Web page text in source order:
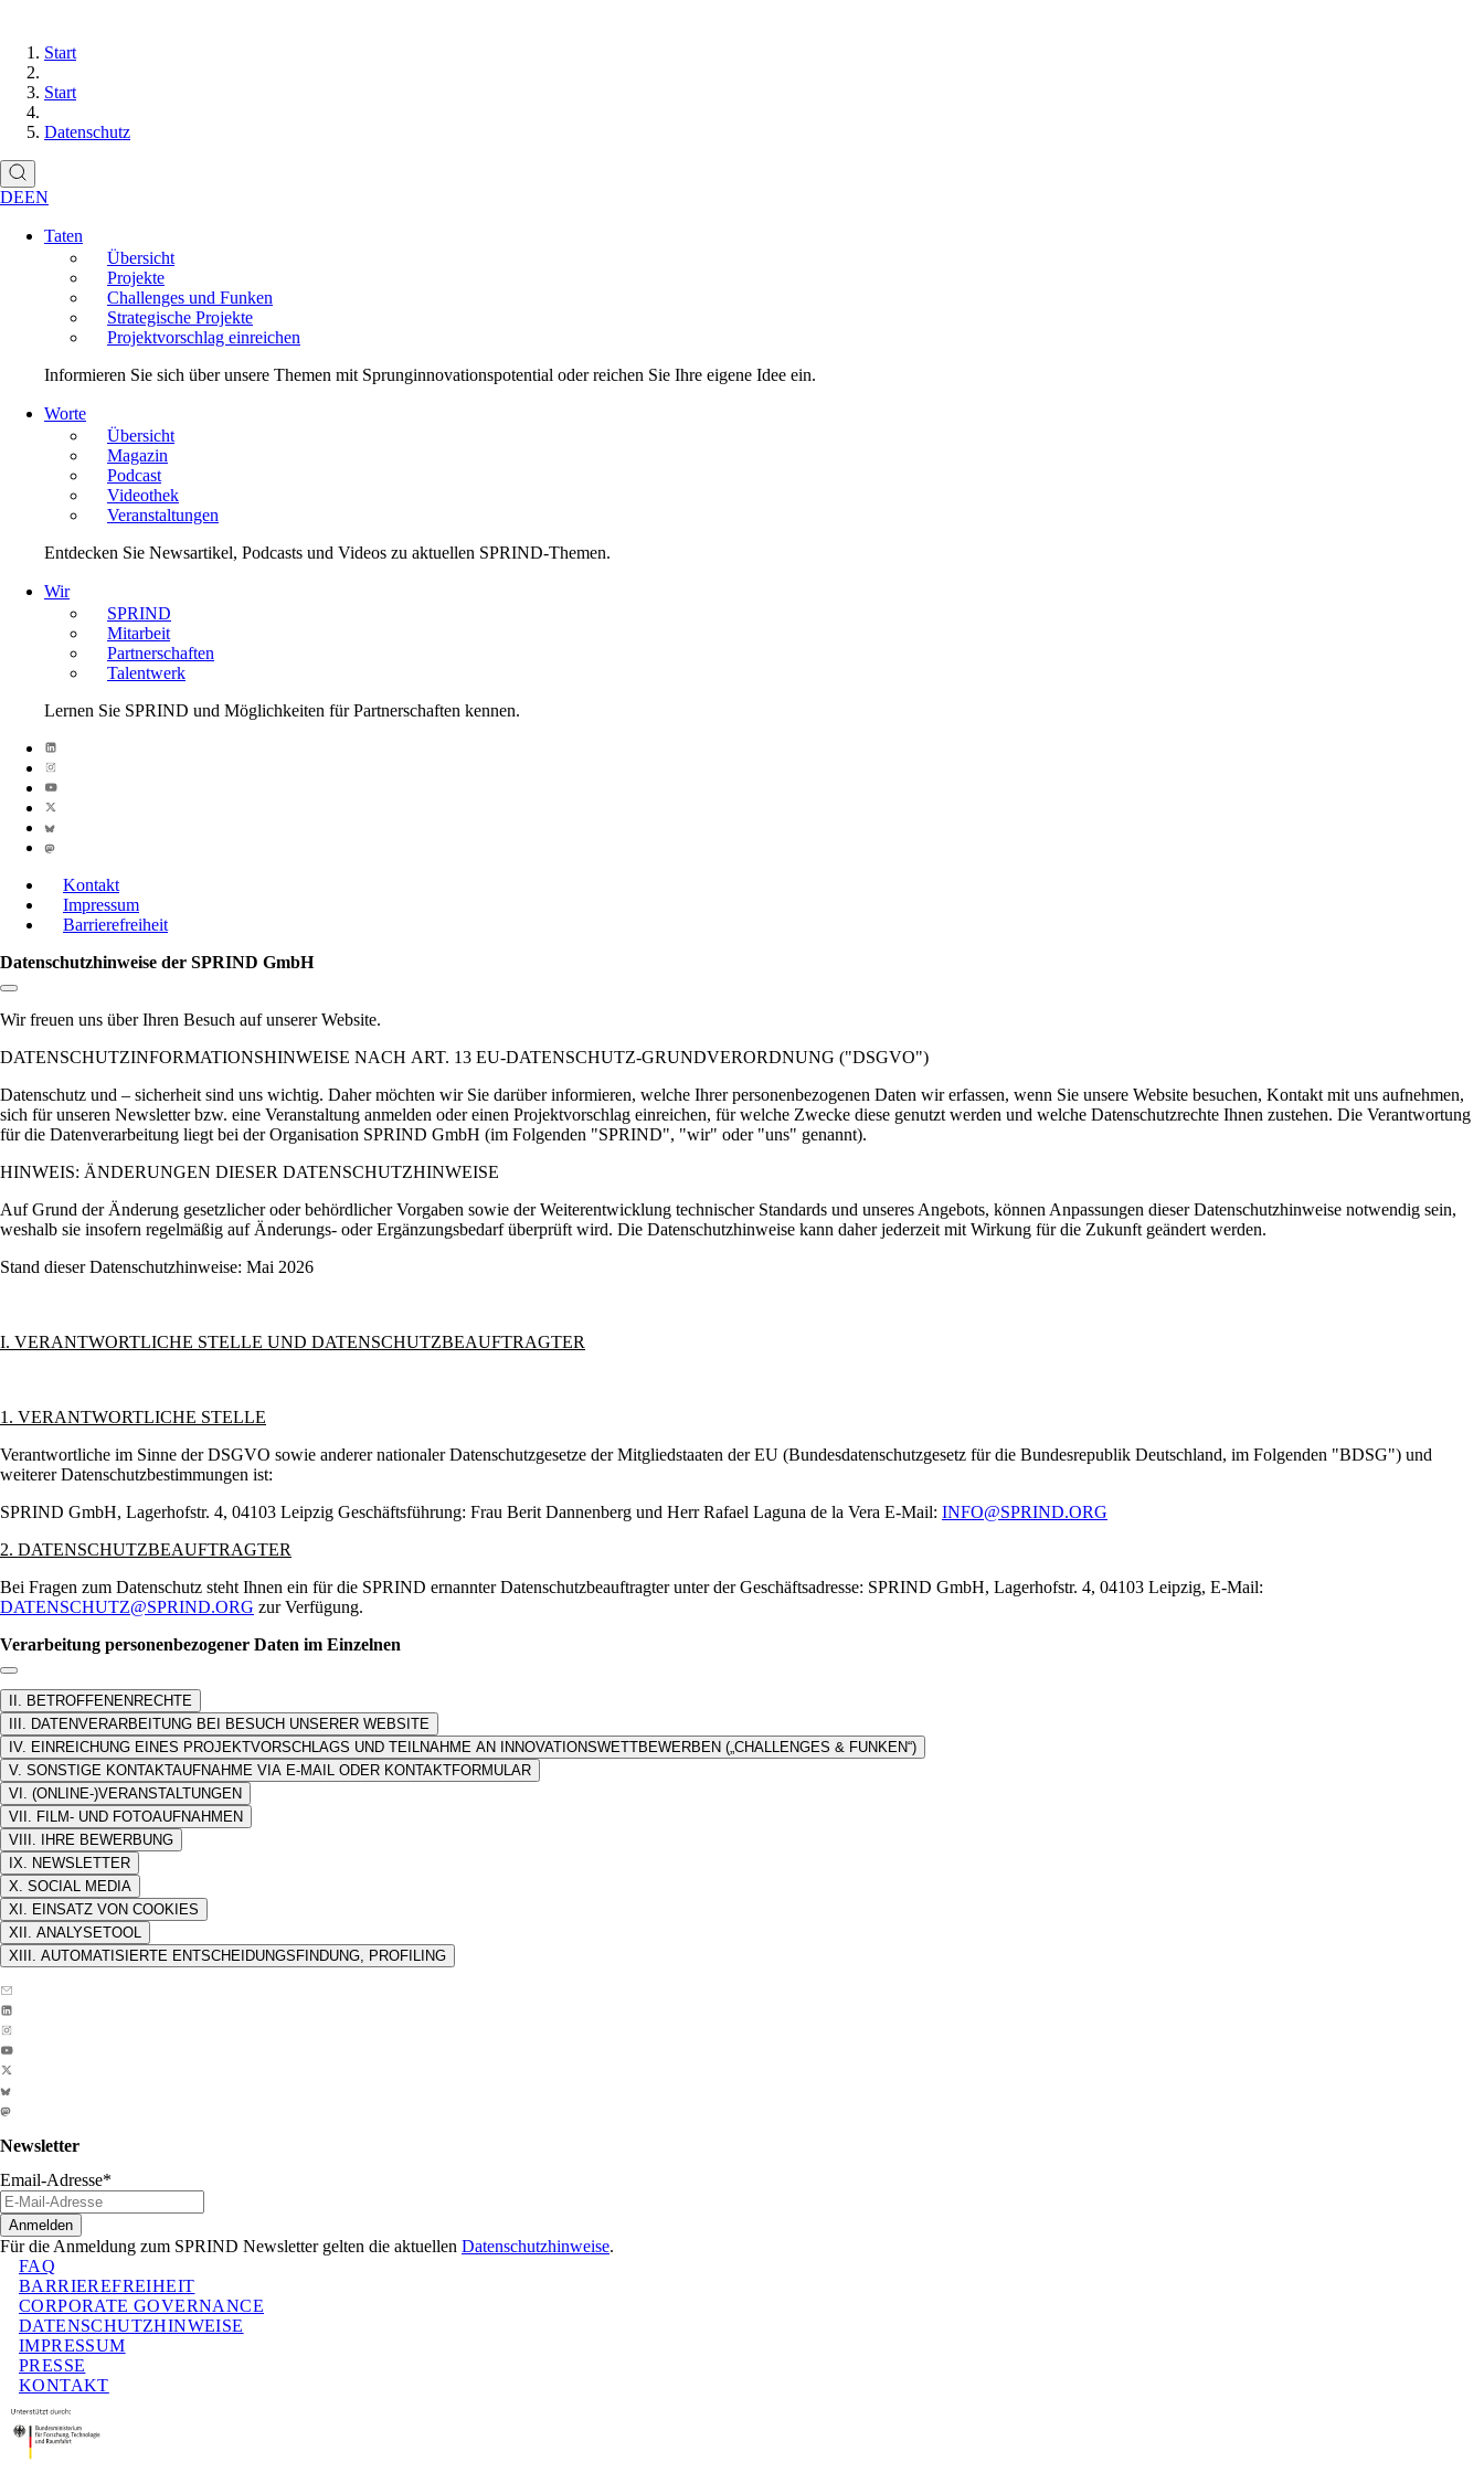
Start
Start
Datenschutz
DEEN
Taten
Übersicht
Projekte
Challenges und Funken
Strategische Projekte
Projektvorschlag einreichen
Informieren Sie sich über unsere Themen mit Sprunginnovationspotential oder reichen Sie Ihre eigene Idee ein.
Worte
Übersicht
Magazin
Podcast
Videothek
Veranstaltungen
Entdecken Sie Newsartikel, Podcasts und Videos zu aktuellen SPRIND-Themen.
Wir
SPRIND
Mitarbeit
Partnerschaften
Talentwerk
Lernen Sie SPRIND und Möglichkeiten für Partnerschaften kennen.
Kontakt
Impressum
Barrierefreiheit
Datenschutzhinweise der SPRIND GmbH
Link zum Abschnitt kopieren:
Wir freuen uns über Ihren Besuch auf unserer Website.
DATENSCHUTZINFORMATIONSHINWEISE NACH ART. 13 EU-DATENSCHUTZ-GRUNDVERORDNUNG ( DSGVO )
Datenschutz und – sicherheit sind uns wichtig. Daher möchten wir Sie darüber informieren, welche Ihrer personenbezogenen Daten wir erfassen, wenn Sie unsere Website besuchen, Kontakt mit uns aufnehmen,
sich für unseren Newsletter bzw. eine Veranstaltung anmelden oder einen Projektvorschlag einreichen, für welche Zwecke diese genutzt werden und welche Datenschutzrechte Ihnen zustehen. Die Verantwortung
für die Datenverarbeitung liegt bei der Organisation SPRIND GmbH (im Folgenden
SPRIND , wir oder uns
genannt).
HINWEIS: ÄNDERUNGEN DIESER DATENSCHUTZHINWEISE
Auf Grund der Änderung gesetzlicher oder behördlicher Vorgaben sowie der Weiterentwicklung technischer Standards und unseres Angebots, können Anpassungen dieser Datenschutzhinweise notwendig sein,
weshalb sie insofern regelmäßig auf Änderungs- oder Ergänzungsbedarf überprüft wird. Die Datenschutzhinweise kann daher jederzeit mit Wirkung für die Zukunft geändert werden.
Stand dieser Datenschutzhinweise: Mai 2026
I. VERANTWORTLICHE STELLE UND DATENSCHUTZBEAUFTRAGTER
1. VERANTWORTLICHE STELLE
Verantwortliche im Sinne der DSGVO sowie anderer nationaler Datenschutzgesetze der Mitgliedstaaten der EU (Bundesdatenschutzgesetz für die Bundesrepublik Deutschland, im Folgenden
BDSG ) und
weiterer Datenschutzbestimmungen ist:
SPRIND GmbH, Lagerhofstr. 4, 04103 Leipzig Geschäftsführung: Frau Berit Dannenberg und Herr Rafael Laguna de la Vera E-Mail: INFO@SPRIND.ORG
2. DATENSCHUTZBEAUFTRAGTER
Bei Fragen zum Datenschutz steht Ihnen ein für die SPRIND ernannter Datenschutzbeauftragter unter der Geschäftsadresse: SPRIND GmbH, Lagerhofstr. 4, 04103 Leipzig, E-Mail:
DATENSCHUTZ@SPRIND.ORG zur Verfügung.
Verarbeitung personenbezogener Daten im Einzelnen
Link zum Abschnitt kopieren:
II. BETROFFENENRECHTE
III. DATENVERARBEITUNG BEI BESUCH UNSERER WEBSITE
IV. EINREICHUNG EINES PROJEKTVORSCHLAGS UND TEILNAHME AN INNOVATIONSWETTBEWERBEN („CHALLENGES & FUNKEN“)
V. SONSTIGE KONTAKTAUFNAHME VIA E-MAIL ODER KONTAKTFORMULAR
VI. (ONLINE-)VERANSTALTUNGEN
VII. FILM- UND FOTOAUFNAHMEN
VIII. IHRE BEWERBUNG
IX. NEWSLETTER
X. SOCIAL MEDIA
XI. EINSATZ VON COOKIES
XII. ANALYSETOOL
XIII. AUTOMATISIERTE ENTSCHEIDUNGSFINDUNG, PROFILING
Newsletter
Email-Adresse*
Anmelden
Für die Anmeldung zum SPRIND Newsletter gelten die aktuellen Datenschutzhinweise.
FAQ
BARRIEREFREIHEIT
CORPORATE GOVERNANCE
DATENSCHUTZHINWEISE
IMPRESSUM
PRESSE
KONTAKT